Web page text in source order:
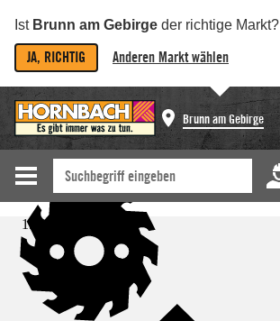
Ist Brunn am Gebirge der richtige Markt?
JA, RICHTIG Anderen Markt wählen
Brunn am Gebirge
Startseite